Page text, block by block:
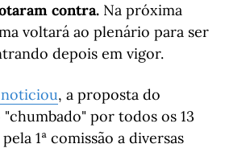
contra. Na próxima
voltará ao plenário para ser
depois em vigor.
, a proposta do
por todos os 13
1ª comissão a diversas